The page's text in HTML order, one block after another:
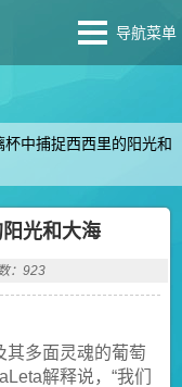
导航菜单
杯中捕捉西西里的阳光和
光和大海
：923
其多面灵魂的葡萄
解释说，“我们